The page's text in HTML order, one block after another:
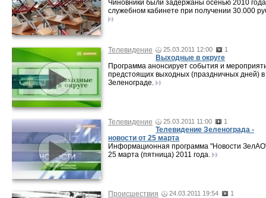
Чиновники были задержаны осенью 2010
служебном кабинете при получении 30.000
Телевидение 25.03.2011 12:00 1
Выходные в округе
Программа анонсирует события и
предстоящих выходных (праздничных дней) в
Зеленограде.
Телевидение 25.03.2011 11:00 1
Телевидение Зеленограда -
новости от 25 марта
Информационная программа "Новости
25 марта (пятница) 2011 года.
Происшествия 24.03.2011 19:54 1